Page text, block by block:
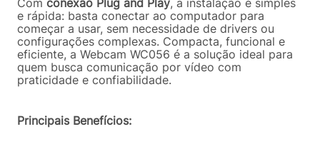
e rápida: basta conectar ao computador para
começar a usar, sem necessidade de drivers ou
configurações complexas. Compacta, funcional e
eficiente, a Webcam WC056 é a solução ideal para
quem busca comunicação por vídeo com
praticidade e confiabilidade.
Principais Benefícios: